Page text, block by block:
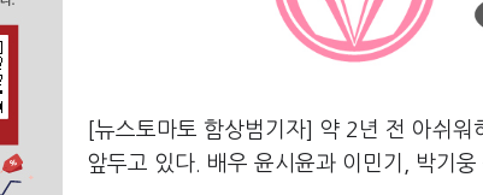
[뉴스토마토 함상범기자] 약 2년 전 아쉬
앞두고 있다. 배우 윤시윤과 이민기, 박기